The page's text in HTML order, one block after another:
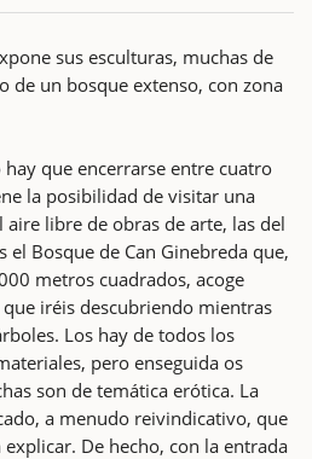
sus esculturas, muchas de
de un bosque extenso, con zona
que encerrarse entre cuatro
la posibilidad de visitar una
libre de obras de arte, las del
el Bosque de Can Ginebreda que,
metros cuadrados, acoge
iréis descubriendo mientras
Los hay de todos los
pero enseguida os
son de temática erótica. La
a menudo reivindicativo, que
De hecho, con la entrada